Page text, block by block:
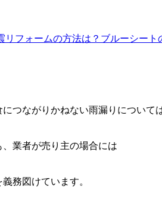
フォームの方法は？ブルーシート
つながりかねない雨漏りについては
業者が売り主の場合には
務図けています。